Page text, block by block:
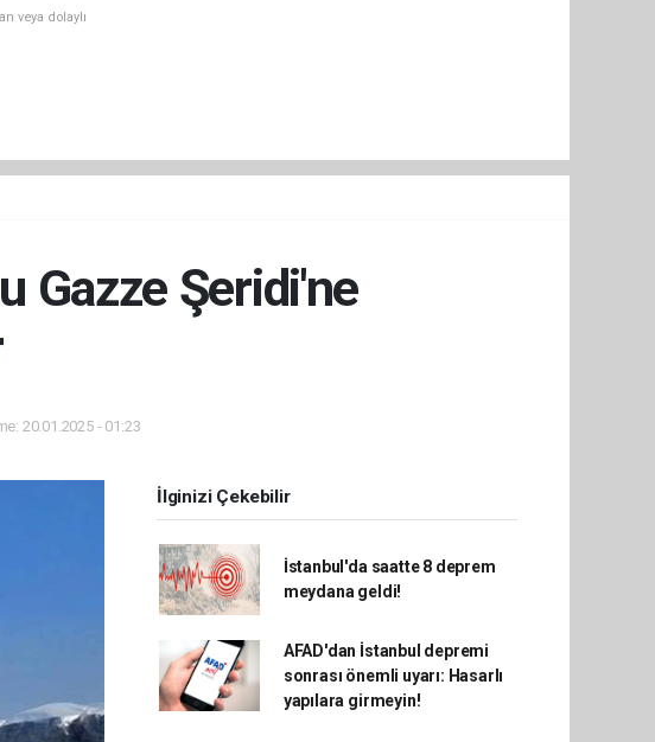
veya dolaylı
Gazze Şeridi'ne
20.01.2025 - 01:23
İlginizi Çekebilir
İstanbul'da saatte 8 deprem
meydana geldi!
AFAD'dan İstanbul depremi
sonrası önemli uyarı: Hasarlı
yapılara girmeyin!